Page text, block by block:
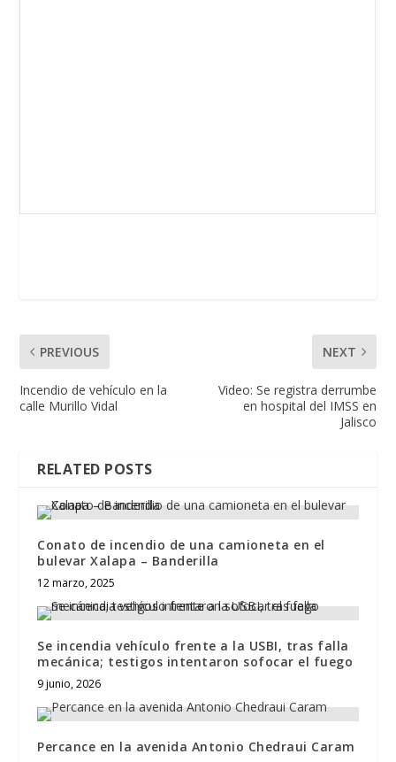
PREVIOUS
Incendio de vehículo en la
calle Murillo Vidal
NEXT
Video: Se registra derrumbe
en hospital del IMSS en
Jalisco
RELATED POSTS
Conato de incendio de una camioneta en el
bulevar Xalapa – Banderilla
12 marzo, 2025
Se incendia vehículo frente a la USBI, tras falla
mecánica; testigos intentaron sofocar el fuego
9 junio, 2026
Percance en la avenida Antonio Chedraui Caram